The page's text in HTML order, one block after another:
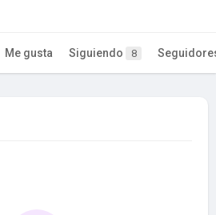
Me gusta Siguiendo 8